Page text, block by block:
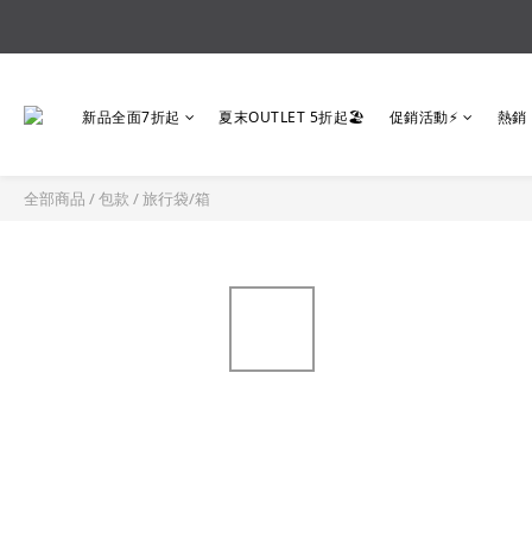
新品全面7折起 夏末OUTLET 5折起🏖️ 促銷活動⚡ 熱銷
全部商品 /包款 /旅行袋/箱